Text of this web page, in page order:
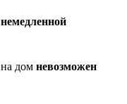
немедленной
на дом невозможен